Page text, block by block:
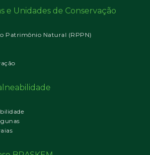
e Unidades de Conservação
Patrimônio Natural (RPPN)